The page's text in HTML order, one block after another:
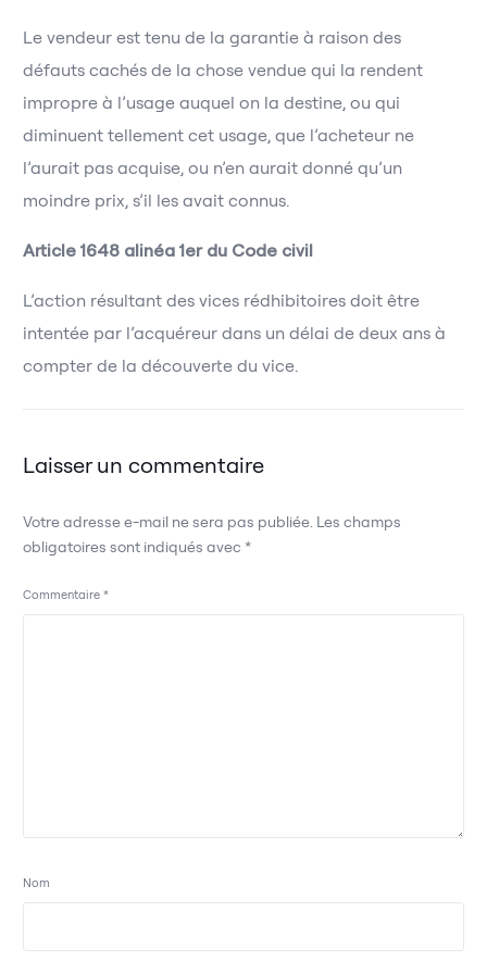
Le vendeur est tenu de la garantie à raison des
défauts cachés de la chose vendue qui la rendent
impropre à l’usage auquel on la destine, ou qui
diminuent tellement cet usage, que l’acheteur ne
l’aurait pas acquise, ou n’en aurait donné qu’un
moindre prix, s’il les avait connus.
Article 1648 alinéa 1er du Code civil
L’action résultant des vices rédhibitoires doit être
intentée par l’acquéreur dans un délai de deux ans à
compter de la découverte du vice.
Laisser un commentaire
Votre adresse e-mail ne sera pas publiée. Les champs
obligatoires sont indiqués avec*
Commentaire*
Nom